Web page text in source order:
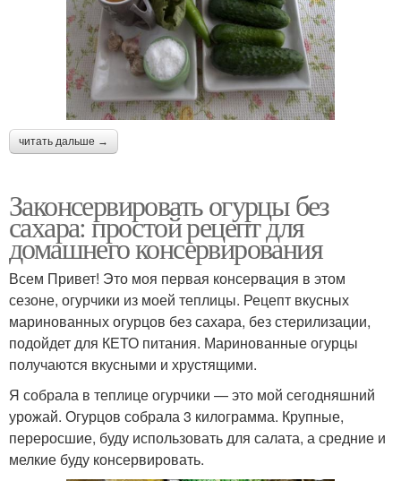
читать дальше →
Законсервировать огурцы без
сахара: простой рецепт для
домашнего консервирования
Всем Привет! Это моя первая консервация в этом
сезоне, огурчики из моей теплицы. Рецепт вкусных
маринованных огурцов без сахара, без стерилизации,
подойдет для КЕТО питания. Маринованные огурцы
получаются вкусными и хрустящими.
Я собрала в теплице огурчики — это мой сегодняшний
урожай. Огурцов собрала 3 килограмма. Крупные,
переросшие, буду использовать для салата, а средние и
мелкие буду консервировать.